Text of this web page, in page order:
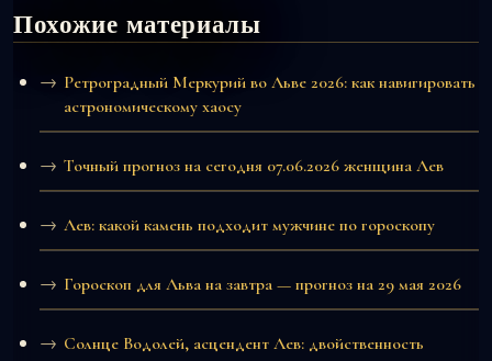
Похожие материалы
Ретроградный Меркурий во Льве 2026: как навигировать
астрономическому хаосу
Точный прогноз на сегодня 07.06.2026 женщина Лев
Лев: какой камень подходит мужчине по гороскопу
Гороскоп для Льва на завтра — прогноз на 29 мая 2026
Солнце Водолей, асцендент Лев: двойственность